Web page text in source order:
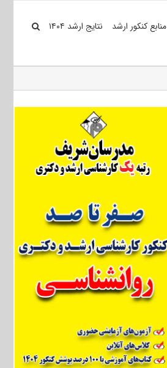
منابع کنکور ارشد نتایج ارشد ۱۴۰۴